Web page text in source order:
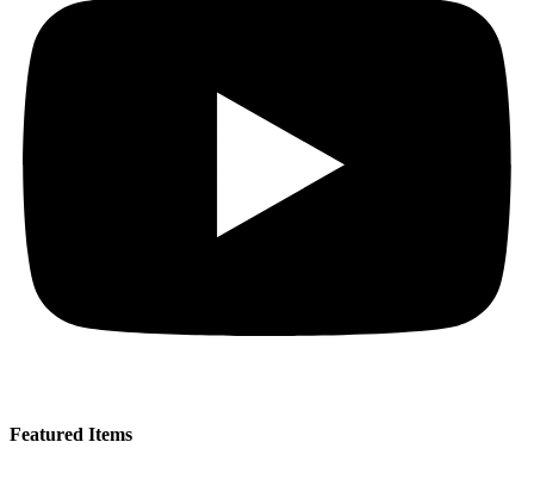
Featured Items